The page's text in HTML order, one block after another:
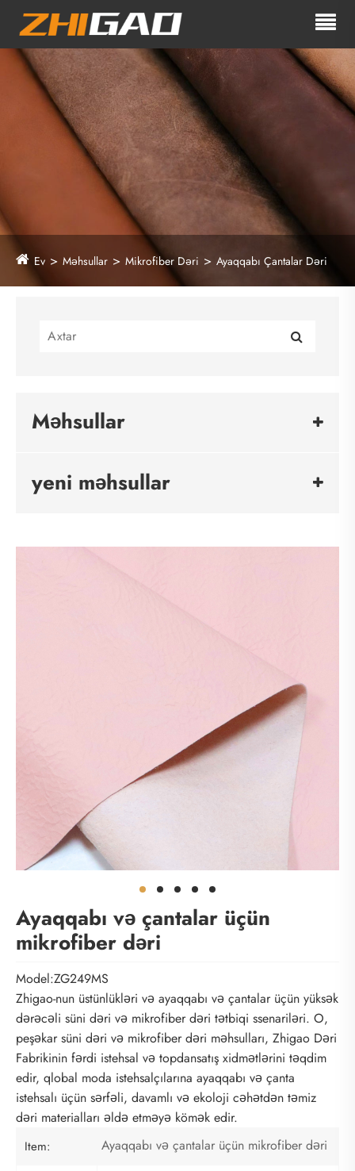
Ev Məhsullar Mikrofiber Dəri Ayaqqabı Çantalar Dəri
Məhsullar
yeni məhsullar
Ayaqqabı və çantalar üçün
mikrofiber dəri
Model:ZG249MS
Zhigao-nun üstünlükləri və ayaqqabı və çantalar üçün yüksək
dərəcəli süni dəri və mikrofiber dəri tətbiqi ssenariləri. O,
peşəkar süni dəri və mikrofiber dəri məhsulları, Zhigao Dəri
Fabrikinin fərdi istehsal və topdansatış xidmətlərini təqdim
edir, qlobal moda istehsalçılarına ayaqqabı və çanta
istehsalı üçün sərfəli, davamlı və ekoloji cəhətdən təmiz
dəri materialları əldə etməyə kömək edir.
Item: Ayaqqabı və çantalar üçün mikrofiber dəri